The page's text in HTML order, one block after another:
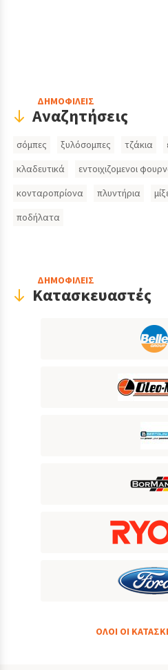
HeaderΔΗΜΟΦΙΛΕΙΣ
Αναζητήσεις
Search
σόμπες ξυλόσομπες τζάκια
κλαδευτικά
εντοιχιζομενοι
κονταροπρίονα
πλυντήρια
ποδήλατα
ΔΗΜΟΦΙΛΕΙΣ
Κατασκευαστές
ΟΛOI ΟΙ